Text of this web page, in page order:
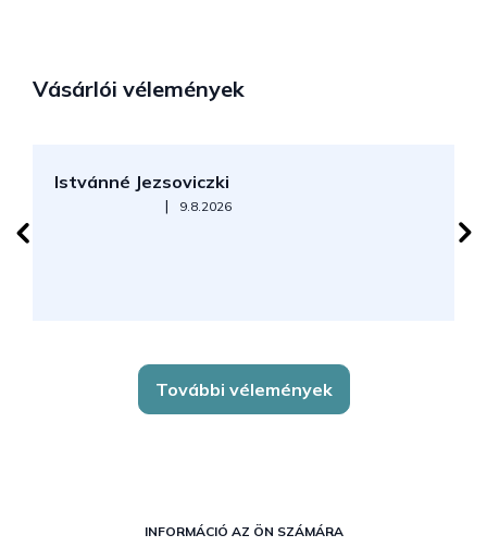
Vásárlói vélemények
Istvánné Jezsoviczki
Az áruház értékelése 5-ből 5 csillag.
| 9.8.2026
További vélemények
INFORMÁCIÓ AZ ÖN SZÁMÁRA